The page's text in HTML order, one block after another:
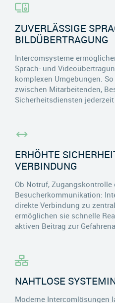
ZUVERLÄSSIGE
BILDÜBERTRAGUNG
Intercomsysteme
Sprach- und
komplexen Umgebungen.
zwischen Mitarbeitenden,
Sicherheitsdiensten
ERHÖHTE
VERBINDUNG
Ob Notruf, Zugangskontrolle
Besucherkommunikation:
direkte Verbindung zu
ermöglichen sie schnelle
aktiven Beitrag zur
NAHTLOSE
Moderne Intercomlösungen